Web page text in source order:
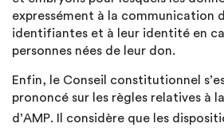
expressément à la communication
identifiantes et à leur identité en
personnes nées de leur don.
Enfin, le Conseil constitutionnel
prononcé sur les règles relatives à
d’AMP. Il considère que les